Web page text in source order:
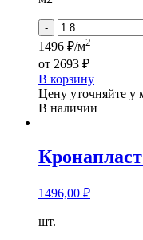
-
1496 ₽/м2
от 2693 ₽
В корзину
Цену уточняйте у
В наличии
1496,00 ₽
Количество
шт.